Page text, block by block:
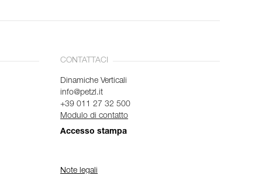
CONTATTACI
Dinamiche Verticali
info@petzl.it
+39 011 27 32 500
Modulo di contatto
Accesso stampa
Note legali